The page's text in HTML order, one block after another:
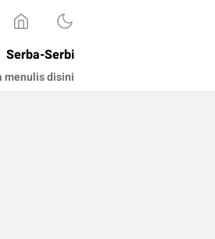
Serba-Serbi
menulis disini